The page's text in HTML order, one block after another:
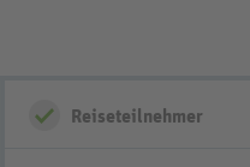
Reiseteilnehmer